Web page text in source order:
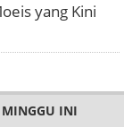
yang Kini
MINGGU INI